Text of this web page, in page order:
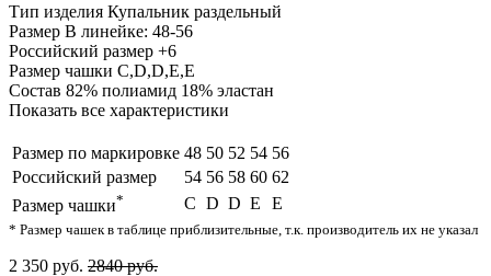
Тип изделия Купальник раздельный
Размер В линейке: 48-56
Российский размер +6
Размер чашки C,D,D,E,E
Состав 82% полиамид 18% эластан
Показать все характеристики
Размер по маркировке 48 50 52 54 56
Российский размер
54 56 58 60 62
Размер чашки* C D D E E
* Размер чашек в таблице приблизительные, т.к. производитель их не указал
2 350 руб. 2840 руб.